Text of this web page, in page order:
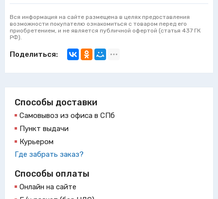
Вся информация на сайте размещена в целях предоставления
возможности покупателю ознакомиться с товаром перед его
приобретением, и не является публичной офертой (статья 437 ГК
РФ).
Поделиться:
Способы доставки
Самовывоз из офиса в СПб
Пункт выдачи
Курьером
Где забрать заказ?
Способы оплаты
Онлайн на сайте